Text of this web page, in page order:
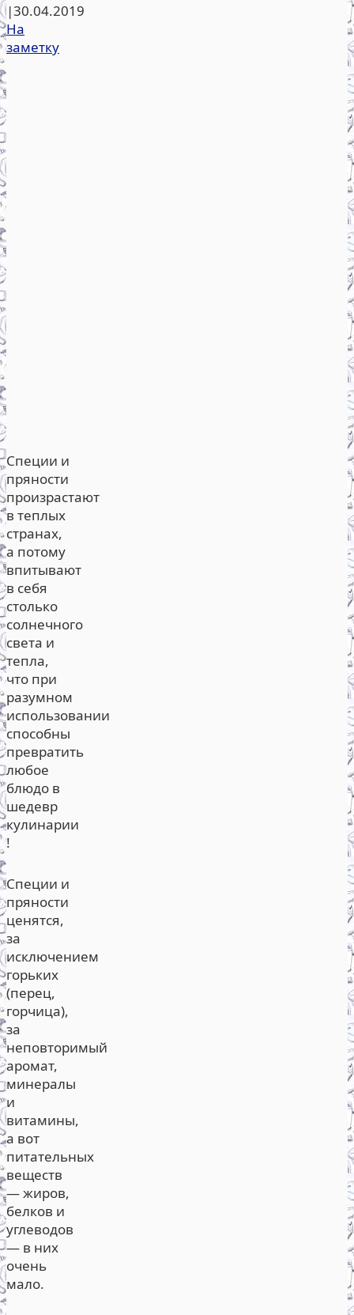
|30.04.2019
На
заметку
Специи и
пряности
произрастают
в теплых
странах,
а потому
впитывают
в себя
столько
солнечного
света и
тепла,
что при
разумном
использовании
способны
превратить
любое
блюдо в
шедевр
кулинарии
!
Специи и
пряности
ценятся,
за
исключением
горьких
(перец,
горчица),
за
неповторимый
аромат,
минералы
и
витамины,
а вот
питательных
веществ
— жиров,
белков и
углеводов
— в них
очень
мало.